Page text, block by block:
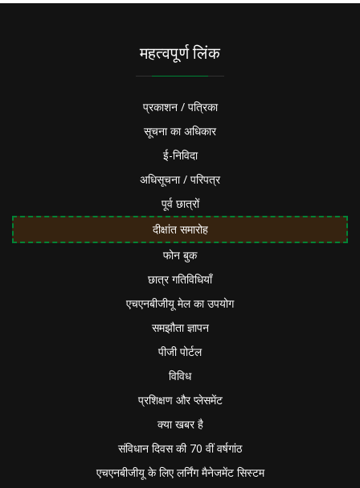
महत्वपूर्ण लिंक
प्रकाशन / पत्रिका
सूचना का अधिकार
ई-निविदा
अधिसूचना / परिपत्र
पूर्व छात्रों
दीक्षांत समारोह
फोन बुक
छात्र गतिविधियाँ
एचएनबीजीयू मेल का उपयोग
समझौता ज्ञापन
पीजी पोर्टल
विविध
प्रशिक्षण और प्लेसमेंट
क्या खबर है
संविधान दिवस की 70 वीं वर्षगांठ
एचएनबीजीयू के लिए लर्निंग मैनेजमेंट सिस्टम